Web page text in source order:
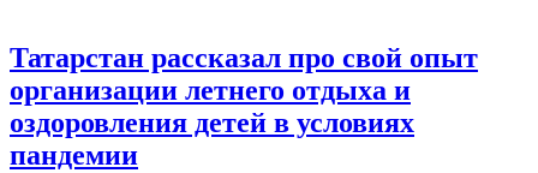
Татарстан рассказал про свой опыт
организации летнего отдыха и
оздоровления детей в условиях
пандемии